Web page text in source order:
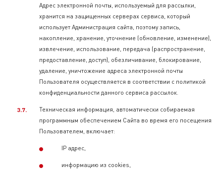
Адрес электронной почты, используемый для рассылки,
хранится на защищенных серверах сервиса, который
использует Администрация сайта, поэтому запись,
накопление, хранение, уточнение (обновление, изменение),
извлечение, использование, передача (распространение,
предоставление, доступ), обезличивание, блокирование,
удаление, уничтожение адреса электронной почты
Пользователя осуществляется в соответствии с политикой
конфиденциальности данного сервиса рассылок.
Техническая информация, автоматически собираемая
программным обеспечением Сайта во время его посещения
Пользователем, включает:
IP адрес,
информацию из cookies,